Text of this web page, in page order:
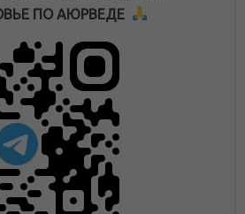
ПО АЮРВЕДЕ